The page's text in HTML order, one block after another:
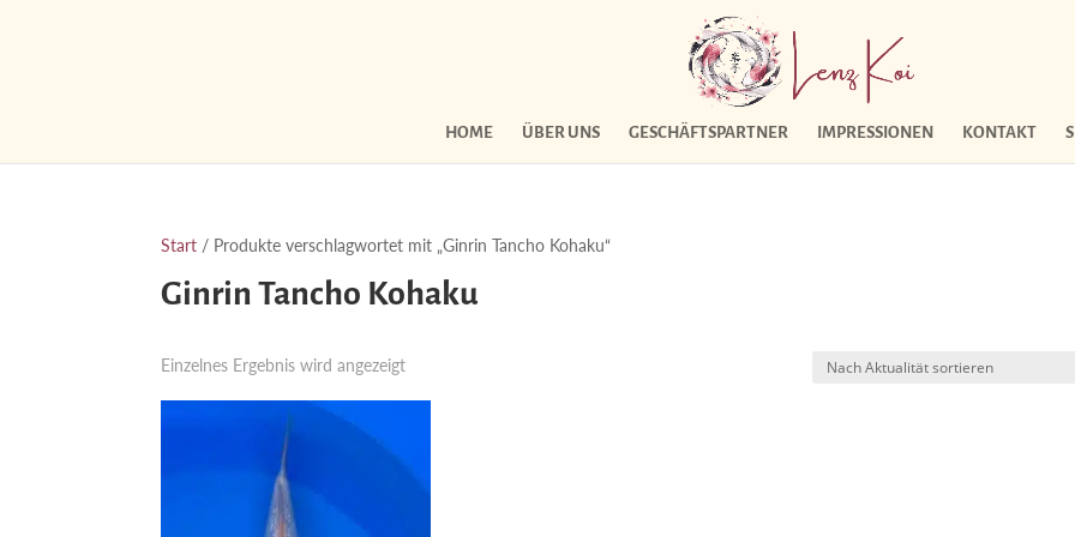
HOME ÜBER UNS GESCHÄFTSPARTNER IMPRESSIONEN KONTAKT
Start / Produkte verschlagwortet mit „Ginrin Tancho Kohaku“
Ginrin Tancho Kohaku
Einzelnes Ergebnis wird angezeigt